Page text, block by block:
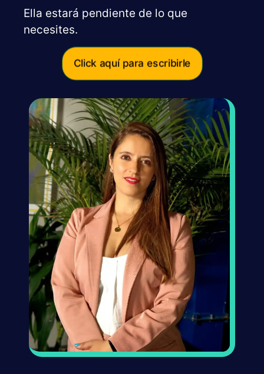
Ella estará pendiente de lo que
necesites.
Click aquí para escribirle